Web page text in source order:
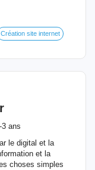
Création site internet
3 ans
le digital et la
et la
choses simples